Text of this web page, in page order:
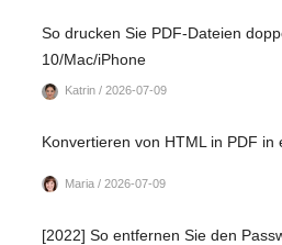
So drucken Sie PDF-Dateien
10/Mac/iPhone
Katrin / 2026-07-09
Konvertieren von HTML in PDF in
Maria / 2026-07-09
[2022] So entfernen Sie den